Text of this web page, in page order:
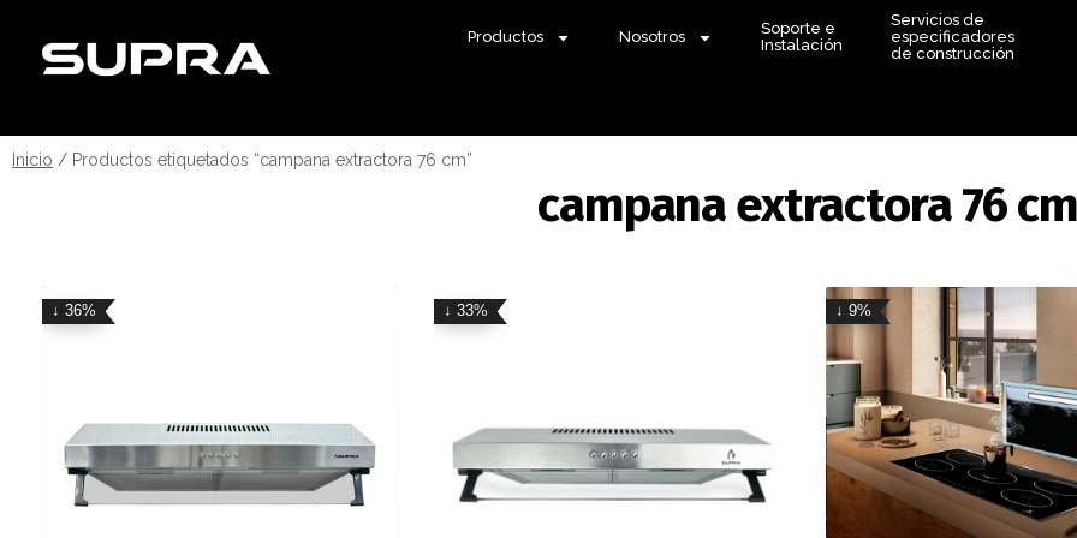
Productos Nosotros
Soporte e
Instalación
Servicios de
especificadores
de construcción
Inicio / Productos etiquetados “campana extractora 76 cm”
campana extractora 76 cm
↓ 36% ↓ 33% ↓ 9%